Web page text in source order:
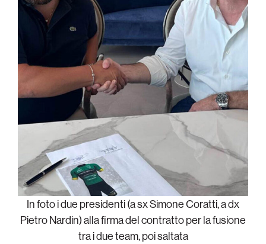
In foto i due presidenti (a sx Simone Coratti, a dx
Pietro Nardin) alla firma del contratto per la fusione
tra i due team, poi saltata